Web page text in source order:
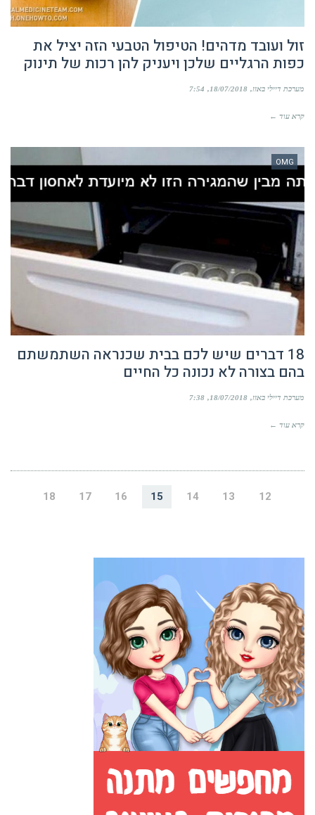
זול ועובד מדהים! הטיפול הטבעי הזה יציל את
כפות הרגליים שלכן ויעניק להן רכות של תינוק
מערכת דיילי באזז 18/07/2018
7:54
קרא עוד ←
OMG
18 דברים שיש לכם בבית שכנראה השתמשתם
בהם בצורה לא נכונה כל החיים
מערכת דיילי באזז 18/07/2018
7:38
קרא עוד ←
12
13
14
15
16
17
18